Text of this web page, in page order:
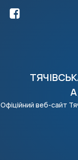
Офіційний веб-сайт